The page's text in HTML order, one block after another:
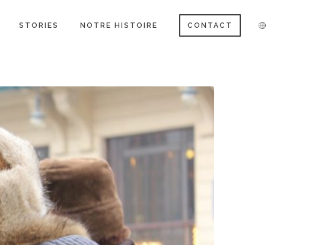
STORIES NOTRE HISTOIRE CONTACT